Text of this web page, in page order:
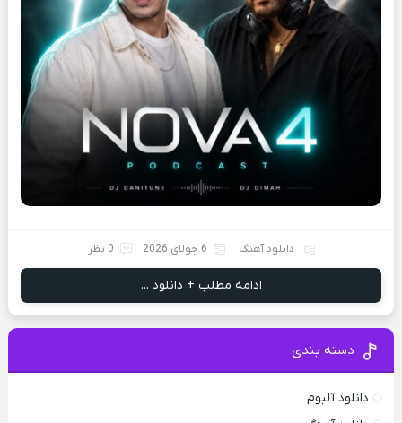
دانلود آهنگ 6 جولای 2026 0 نظر
ادامه مطلب + دانلود ...
دسته بندی
دانلود آلبوم